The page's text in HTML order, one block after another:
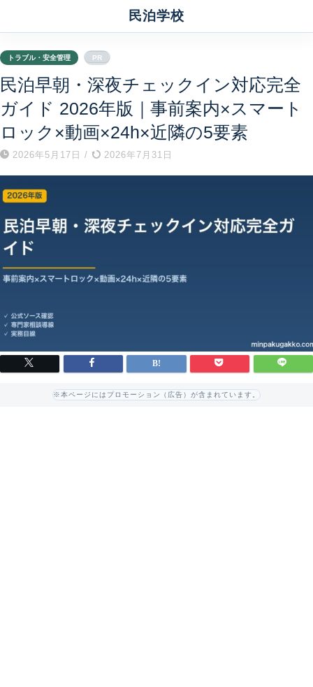
民泊学校
トラブル・安全管理 PR
民泊早朝・深夜チェックイン対応完全
ガイド 2026年版｜事前案内×スマート
ロック×動画×24h×近隣の5要素
2026年5月17日 / 2026年7月31日
※本ページにはプロモーション（広告）が含まれています。